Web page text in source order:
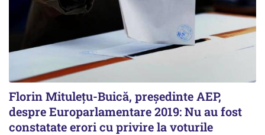
Florin Mituleţu-Buică, preşedinte AEP,
despre Europarlamentare 2019: Nu au fost
constatate erori cu privire la voturile